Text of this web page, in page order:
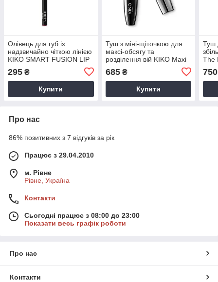
Олівець для губ із
надзвичайно чіткою лінією
KIKO SMART FUSION LIP
295 ₴
Купити
Туш з міні-щіточкою для
максі-обсягу та
розділення вій KIKO Maxi
Mascara
685₴
Купити
Туш
The
750
Про нас
86% позитивних з 7 відгуків за рік
Працює з 29.04.2010
м. Рівне
Рівне, Україна
Контакти
Сьогодні працює з 08:00 до 23:00
Показати весь графік роботи
Про нас
Контакти